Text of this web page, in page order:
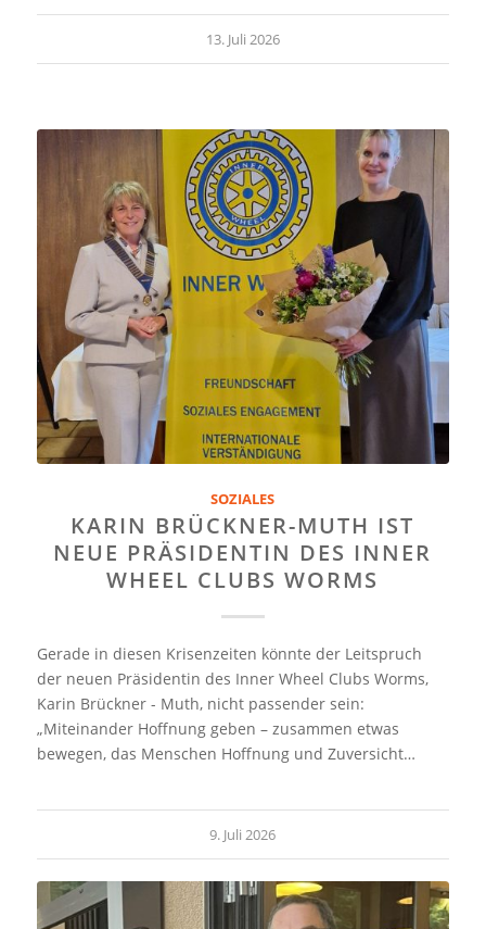
13. Juli 2026
SOZIALES
KARIN BRÜCKNER-MUTH IST
NEUE PRÄSIDENTIN DES INNER
WHEEL CLUBS WORMS
Gerade in diesen Krisenzeiten könnte der Leitspruch
der neuen Präsidentin des Inner Wheel Clubs Worms,
Karin Brückner - Muth, nicht passender sein:
„Miteinander Hoffnung geben – zusammen etwas
bewegen, das Menschen Hoffnung und Zuversicht…
9. Juli 2026